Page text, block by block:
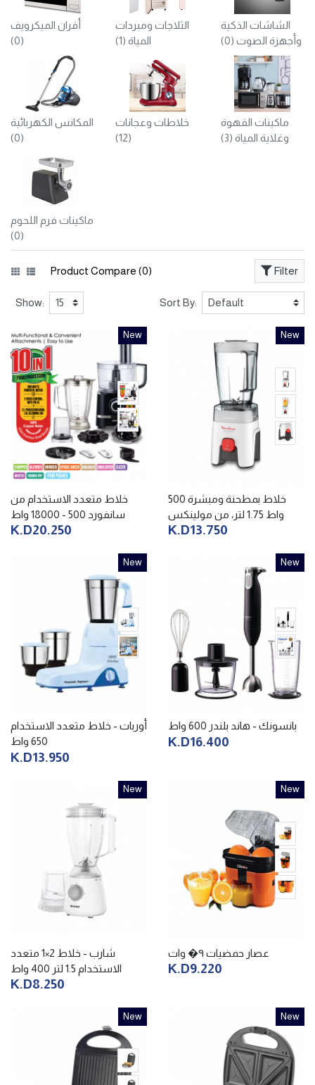
أفران الميكرويف
(0)
الثلاجات ومبردات
المياة (1)
الشاشات الذكية
وأجهزة الصوت (0)
المكانس الكهربائية
(0)
خلاطات وعجانات
(12)
ماكينات القهوة
وغلاية المياة (3)
ماكينات فرم اللحوم
(0)
Filter
Product Compare (0)
Show: Sort By:
New
خلاط متعدد الاستخدام من
سانفورد 500 - 18000 واط
K.D20.250
New
خلاط بمطحنة ومبشرة 500
واط 1.75 لتر، من مولينكس
K.D13.750
New
أوربات - خلاط متعدد الاستخدام
650 واط
K.D13.950
New
بانسونك - هاند بلندر 600 واط
K.D16.400
New
شارب - خلاط 2×1 متعدد
الاستخدام 1.5 لتر 400 واط
K.D8.250
New
عصار حمضيات ٩� وات
K.D9.220
New New